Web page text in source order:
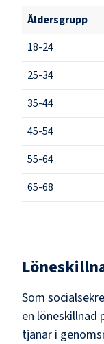
Åldersgrupp
18-24
25-34
35-44
45-54
55-64
65-68
Som
en löneskillnad
tjänar i